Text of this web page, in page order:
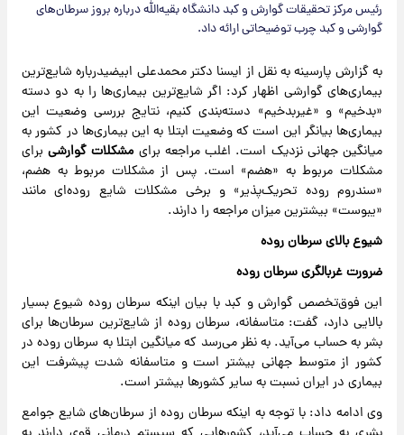
رئیس مرکز تحقیقات گوارش و کبد دانشگاه بقیه‌الله درباره بروز سرطان‌های
گوارشی و کبد چرب توضیحاتی ارائه داد.
به گزارش پارسینه به نقل از ایسنا دکتر محمدعلی ابیضیدرباره شایع‌ترین
بیماری‌های گوارشی اظهار کرد: اگر شایع‌ترین بیماری‌ها را به دو دسته
«بدخیم» و «غیربدخیم» دسته‌بندی کنیم، نتایج بررسی وضعیت این
بیماری‌ها بیانگر این است که وضعیت ابتلا به این بیماری‌ها در کشور به
میانگین جهانی نزدیک است. اغلب مراجعه برایمشکلات گوارشیبرای
مشکلات مربوط به «هضم» است. پس از مشکلات مربوط به هضم،
«سندروم روده تحریک‌پذیر» و برخی مشکلات شایع روده‌ای مانند
«یبوست» بیشترین میزان مراجعه را دارند.
شیوع بالای سرطان روده
ضرورت غربالگری سرطان روده
این فوق‌تخصص گوارش و کبد با بیان اینکه سرطان روده شیوع بسیار
بالایی دارد، گفت: متاسفانه، سرطان روده از شایع‌ترین سرطان‌ها برای
بشر به حساب می‌آید. به نظر می‌رسد که میانگین ابتلا به سرطان روده در
کشور از متوسط جهانی بیشتر است و متاسفانه شدت پیشرفت این
بیماری در ایران نسبت به سایر کشورها بیشتر است.
وی ادامه داد: با توجه به اینکه سرطان روده از سرطان‌های شایع جوامع